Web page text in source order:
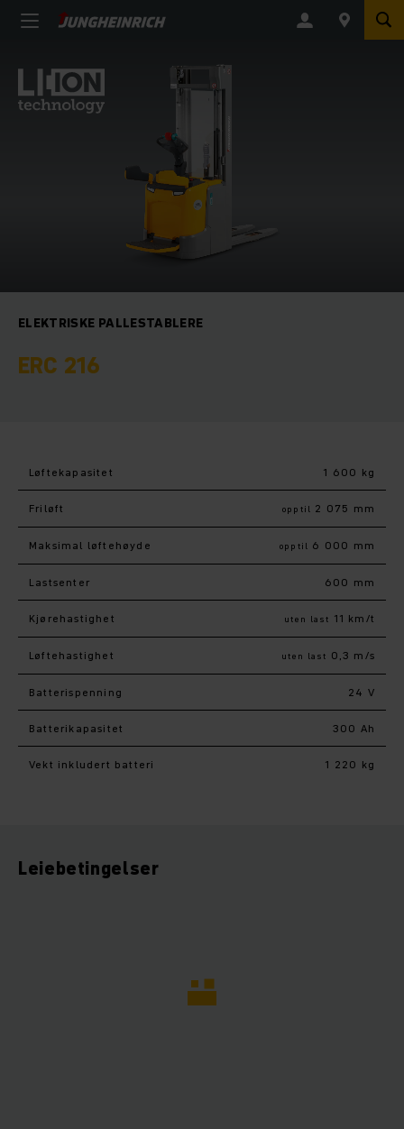
ELEKTRISKE PALLESTABLERE
ERC 216
Løftekapasitet 1 600 kg
Friløft opptil 2 075 mm
Maksimal løftehøyde opptil 6 000 mm
Lastsenter 600 mm
Kjørehastighet uten last 11 km/t
Løftehastighet uten last 0,3 m/s
Batterispenning 24 V
Batterikapasitet 300 Ah
Vekt inkludert batteri 1 220 kg
Leiebetingelser